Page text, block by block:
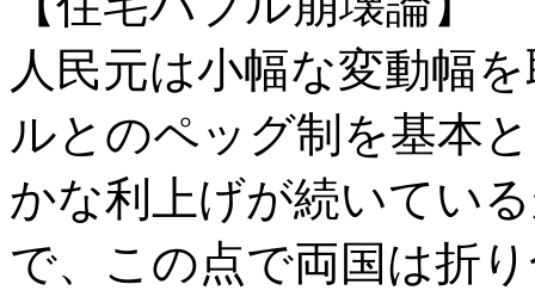
人民元は小幅な変動幅
ルとのペッグ制を基本
かな利上げが続いてい
で、この点で両国は折